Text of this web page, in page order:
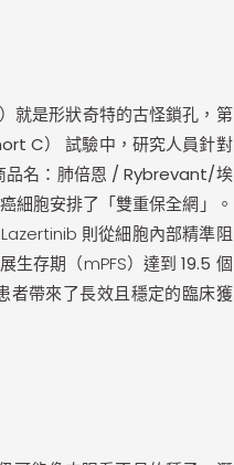
就是形狀奇特的古怪鎖孔，第
C）
試驗中，研究人員針對
名：肺倍恩 / Rybrevant/埃
細胞安排了「雙重保全網」。
則從細胞內部精準阻
生存期（mPFS）達到19.5 個
者帶來了長效且穩定的臨床獲